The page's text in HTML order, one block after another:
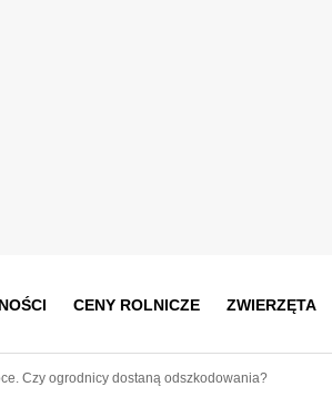
CENY ROLNICZE ZWIERZĘTA
Czy ogrodnicy dostaną odszkodowania?